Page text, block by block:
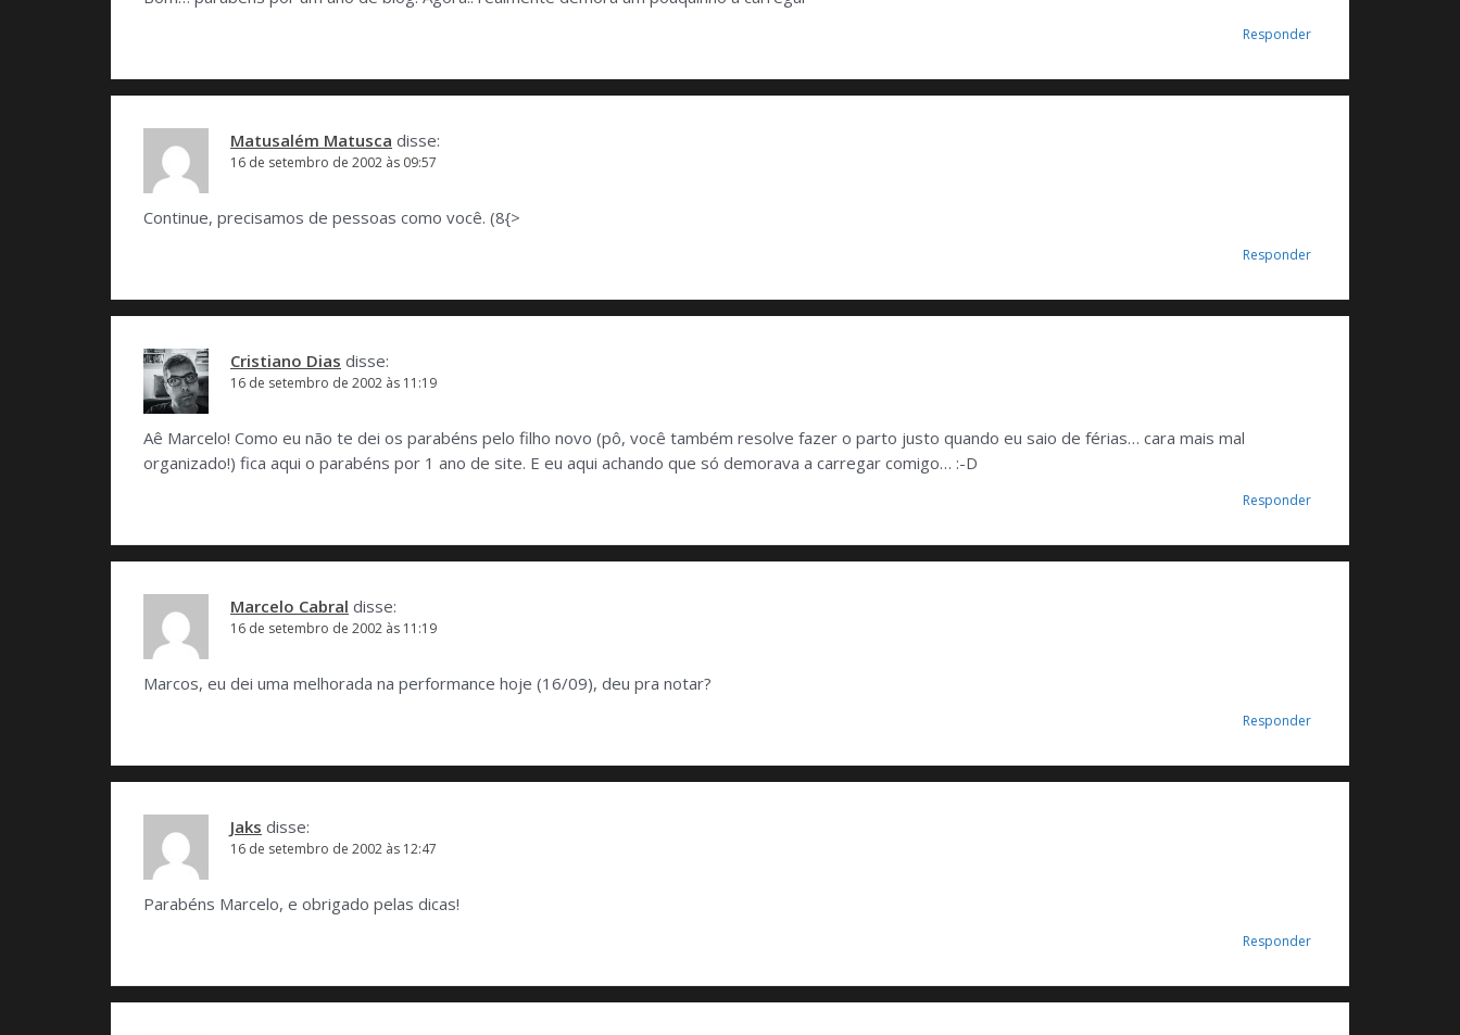
Responder
Matusalém Matusca disse:
16 de setembro de 2002 às 09:57
Continue, precisamos de pessoas como você. (8{>
Responder
Cristiano Dias disse:
16 de setembro de 2002 às 11:19
Aê Marcelo! Como eu não te dei os parabéns pelo filho novo (pô, você também resolve fazer o parto justo quando eu saio de férias… cara mais mal
organizado!) fica aqui o parabéns por 1 ano de site. E eu aqui achando que só demorava a carregar comigo… :-D
Responder
Marcelo Cabral disse:
16 de setembro de 2002 às 11:19
Marcos, eu dei uma melhorada na performance hoje (16/09), deu pra notar?
Responder
Jaks disse:
16 de setembro de 2002 às 12:47
Parabéns Marcelo, e obrigado pelas dicas!
Responder